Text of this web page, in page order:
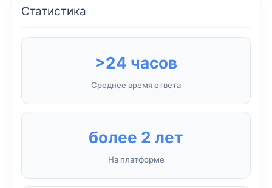
Статистика
>24 часов
Среднее время ответа
более 2 лет
На платформе